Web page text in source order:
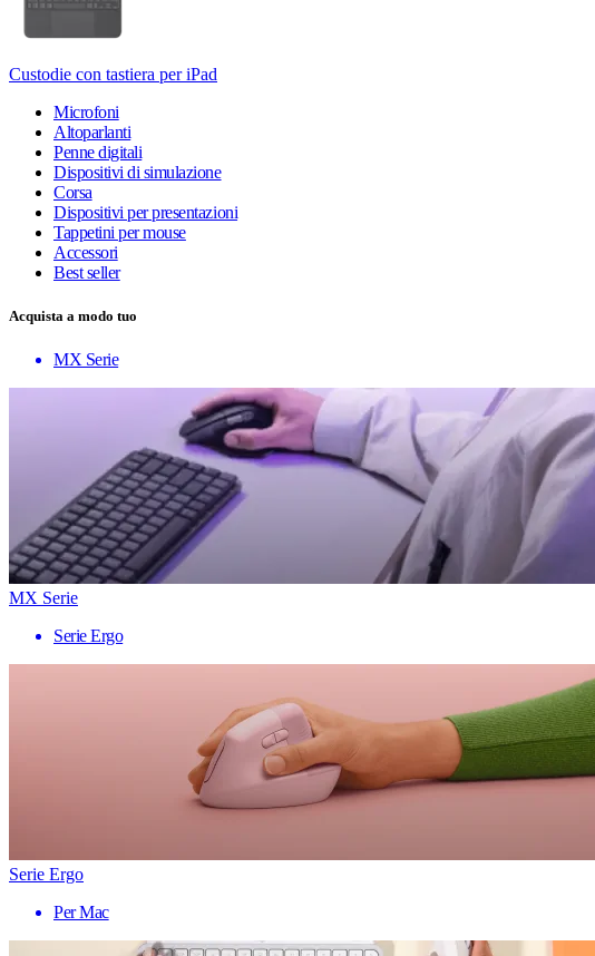
Custodie con tastiera per iPad
Microfoni
Altoparlanti
Penne digitali
Dispositivi di simulazione
Corsa
Dispositivi per presentazioni
Tappetini per mouse
Accessori
Best seller
Acquista a modo tuo
MX Serie
MX Serie
Serie Ergo
Serie Ergo
Per Mac